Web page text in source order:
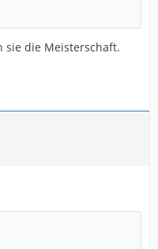
sie die Meisterschaft.